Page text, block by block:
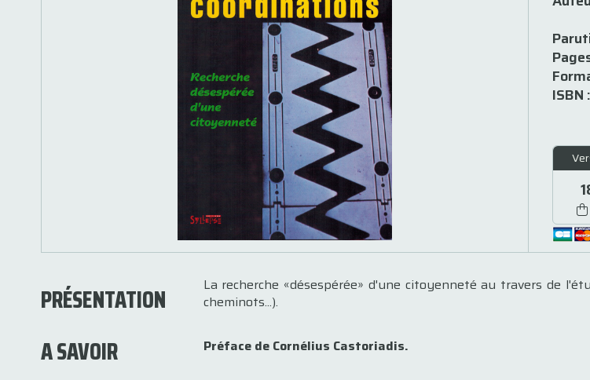
ISBN :
PRÉSENTATION
La recherche «désespérée» d'une citoyenneté au travers de
cheminots...).
A SAVOIR Préface de Cornélius Castoriadis.